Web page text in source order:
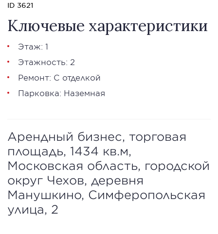
ID 3621
Ключевые характеристики
Этаж: 1
Этажность: 2
Ремонт: С отделкой
Парковка: Наземная
Арендный бизнес, торговая
площадь, 1434 кв.м,
Московская область, городской
округ Чехов, деревня
Манушкино, Симферопольская
улица, 2